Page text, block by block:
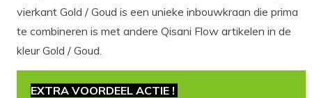
vierkant Gold / Goud is een unieke inbouwkraan die prima
te combineren is met andere Qisani Flow artikelen in de
kleur Gold / Goud.
EXTRA VOORDEEL ACTIE !